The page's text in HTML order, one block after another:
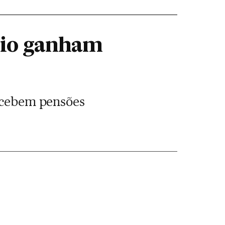
ganham
pensões